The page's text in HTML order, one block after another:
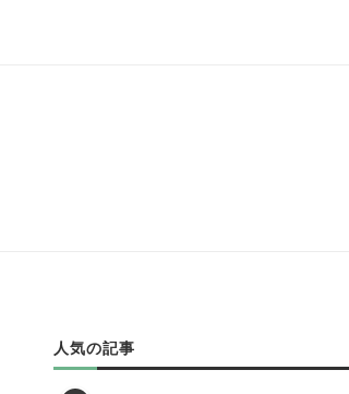
人気の記事